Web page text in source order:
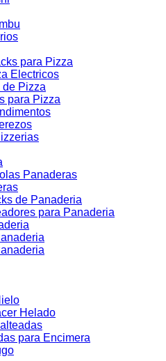
para Pizza
Electricos
Pizza
para Pizza
Panaderas
de Panaderia
para Panaderia
Helado
para Encimera